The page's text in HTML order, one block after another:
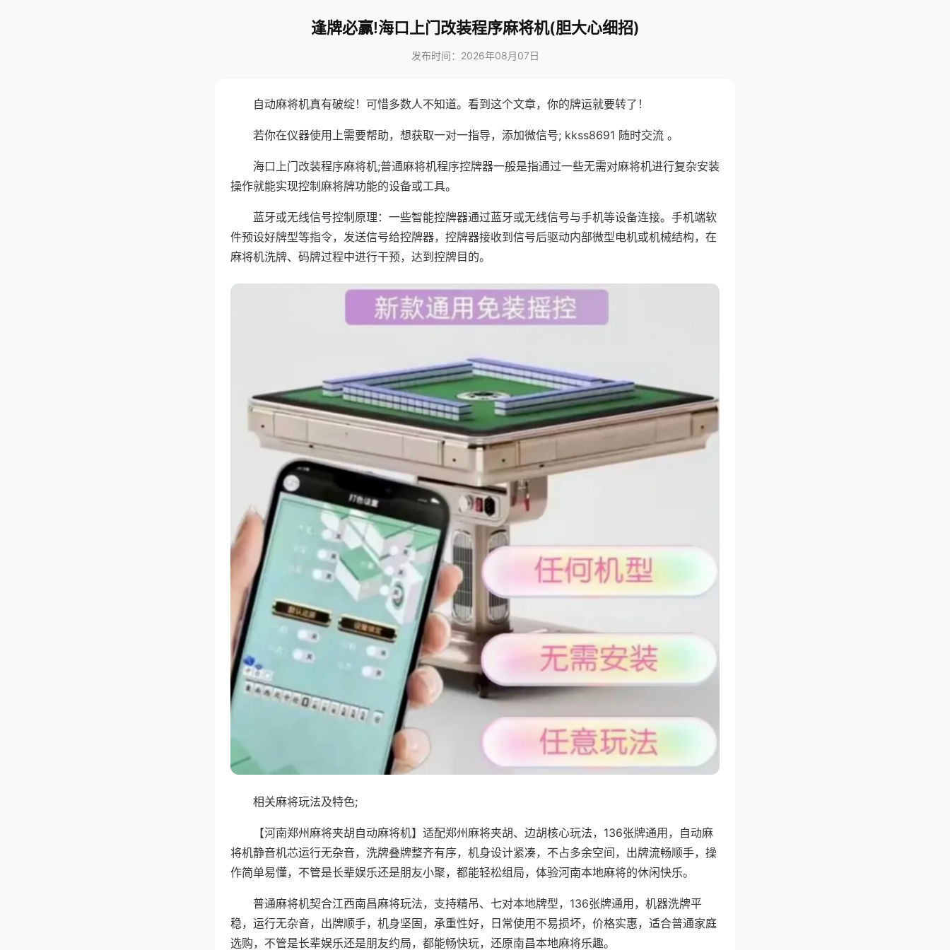
逢牌必赢!海口上门改装程序麻将机(胆大心细招)
发布时间：2026年08月07日
自动麻将机真有破绽！可惜多数人不知道。看到这个文章，你的牌运就要转了！
若你在仪器使用上需要帮助，想获取一对一指导，添加微信号; kkss8691 随时交流 。
海口上门改装程序麻将机;普通麻将机程序控牌器一般是指通过一些无需对麻将机进行复杂安装
操作就能实现控制麻将牌功能的设备或工具。
蓝牙或无线信号控制原理：一些智能控牌器通过蓝牙或无线信号与手机等设备连接。手机端软
件预设好牌型等指令，发送信号给控牌器，控牌器接收到信号后驱动内部微型电机或机械结构，在
麻将机洗牌、码牌过程中进行干预，达到控牌目的。
相关麻将玩法及特色;
【河南郑州麻将夹胡自动麻将机】适配郑州麻将夹胡、边胡核心玩法，136张牌通用，自动麻
将机静音机芯运行无杂音，洗牌叠牌整齐有序，机身设计紧凑，不占多余空间，出牌流畅顺手，操
作简单易懂，不管是长辈娱乐还是朋友小聚，都能轻松组局，体验河南本地麻将的休闲快乐。
普通麻将机契合江西南昌麻将玩法，支持精吊、七对本地牌型，136张牌通用，机器洗牌平
稳，运行无杂音，出牌顺手，机身坚固，承重性好，日常使用不易损坏，价格实惠，适合普通家庭
选购，不管是长辈娱乐还是朋友约局，都能畅快玩，还原南昌本地麻将乐趣。